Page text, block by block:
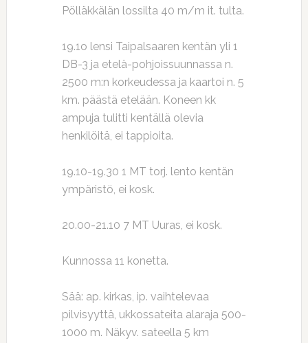
Pölläkkälän lossilta 40 m/m it. tulta.
19.1o lensi Taipalsaaren kentän yli 1
DB-3 ja etelä-pohjoissuunnassa n.
2500 m:n korkeudessa ja kaartoi n. 5
km. päästä etelään. Koneen kk
ampuja tulitti kentällä olevia
henkilöitä, ei tappioita.
19.10-19.30 1 MT torj. lento kentän
ympäristö, ei kosk.
20.00-21.10 7 MT Uuras, ei kosk.
Kunnossa 11 konetta.
Sää: ap. kirkas, ip. vaihtelevaa
pilvisyyttä, ukkossateita alaraja 500-
1000 m. Näkyv. sateella 5 km